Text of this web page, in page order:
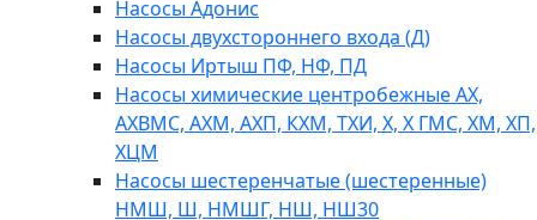
Насосы Адонис
Насосы двухстороннего входа (Д)
Насосы Иртыш ПФ, НФ, ПД
Насосы химические центробежные АХ,
АХВМС, АХМ, АХП, КХМ, ТХИ, Х, Х ГМС, ХМ, ХП,
ХЦМ
Насосы шестеренчатые (шестеренные)
НМШ, Ш, НМШГ, НШ, НШ30